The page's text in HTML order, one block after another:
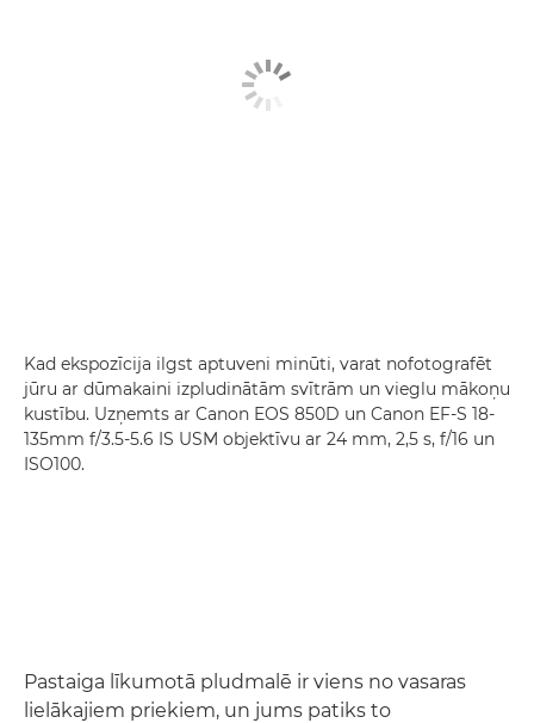
Kad ekspozīcija ilgst aptuveni minūti, varat nofotografēt
jūru ar dūmakaini izpludinātām svītrām un vieglu mākoņu
kustību. Uzņemts ar Canon EOS 850D un Canon EF-S 18-
135mm f/3.5-5.6 IS USM objektīvu ar 24 mm, 2,5 s, f/16 un
ISO100.
Pastaiga līkumotā pludmalē ir viens no vasaras
lielākajiem priekiem, un jums patiks to